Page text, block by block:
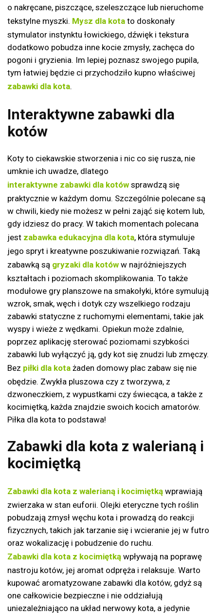
o nakręcane, piszczące, szeleszczące lub nieruchome
tekstylne myszki. Mysz dla kota to doskonały
stymulator instynktu łowickiego, dźwięk i tekstura
dodatkowo pobudza inne kocie zmysły, zachęca do
pogoni i gryzienia. Im lepiej poznasz swojego pupila,
tym łatwiej będzie ci przychodziło kupno właściwej
zabawki dla kota.
Interaktywne zabawki dla
kotów
Koty to ciekawskie stworzenia i nic co się rusza, nie
umknie ich uwadze, dlatego
interaktywne zabawki dla kotów sprawdzą się
praktycznie w każdym domu. Szczególnie polecane są
w chwili, kiedy nie możesz w pełni zająć się kotem lub,
gdy idziesz do pracy. W takich momentach polecana
jest zabawka edukacyjna dla kota, która stymuluje
jego spryt i kreatywne poszukiwanie rozwiązań. Taką
zabawką są gryzaki dla kotów w najróżniejszych
kształtach i poziomach skomplikowania. To także
modułowe gry planszowe na smakołyki, które symulują
wzrok, smak, węch i dotyk czy wszelkiego rodzaju
zabawki statyczne z ruchomymi elementami, takie jak
wyspy i wieże z wędkami. Opiekun może zdalnie,
poprzez aplikację sterować poziomami szybkości
zabawki lub wyłączyć ją, gdy kot się znudzi lub zmęczy.
Bez piłki dla kota żaden domowy plac zabaw się nie
obędzie. Zwykła pluszowa czy z tworzywa, z
dzwoneczkiem, z wypustkami czy świecąca, a także z
kocimiętką, każda znajdzie swoich kocich amatorów.
Piłka dla kota to podstawa!
Zabawki dla kota z walerianą i
kocimiętką
Zabawki dla kota z walerianą i kocimiętką wprawiają
zwierzaka w stan euforii. Olejki eteryczne tych roślin
pobudzają zmysł węchu kota i prowadzą do reakcji
fizycznych, takich jak tarzanie się i wcieranie jej w futro
oraz wokalizację i pobudzenie do ruchu.
Zabawki dla kota z kocimiętką wpływają na poprawę
nastroju kotów, jej aromat odpręża i relaksuje. Warto
kupować aromatyzowane zabawki dla kotów, gdyż są
one całkowicie bezpieczne i nie oddziałują
uniezależniająco na układ nerwowy kota, a jedynie